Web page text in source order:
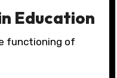
Education
functioning of